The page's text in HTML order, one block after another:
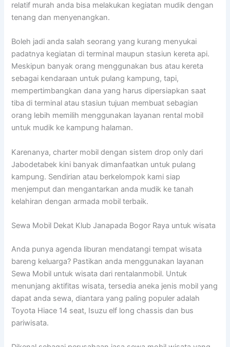
relatif murah anda bisa melakukan kegiatan mudik dengan
tenang dan menyenangkan.
Boleh jadi anda salah seorang yang kurang menyukai
padatnya kegiatan di terminal maupun stasiun kereta api.
Meskipun banyak orang menggunakan bus atau kereta
sebagai kendaraan untuk pulang kampung, tapi,
mempertimbangkan dana yang harus dipersiapkan saat
tiba di terminal atau stasiun tujuan membuat sebagian
orang lebih memilih menggunakan layanan rental mobil
untuk mudik ke kampung halaman.
Karenanya, charter mobil dengan sistem drop only dari
Jabodetabek kini banyak dimanfaatkan untuk pulang
kampung. Sendirian atau berkelompok kami siap
menjemput dan mengantarkan anda mudik ke tanah
kelahiran dengan armada mobil terbaik.
Sewa Mobil Dekat Klub Janapada Bogor Raya untuk wisata
Anda punya agenda liburan mendatangi tempat wisata
bareng keluarga? Pastikan anda menggunakan layanan
Sewa Mobil untuk wisata dari rentalanmobil. Untuk
menunjang aktifitas wisata, tersedia aneka jenis mobil yang
dapat anda sewa, diantara yang paling populer adalah
Toyota Hiace 14 seat, Isuzu elf long chassis dan bus
pariwisata.